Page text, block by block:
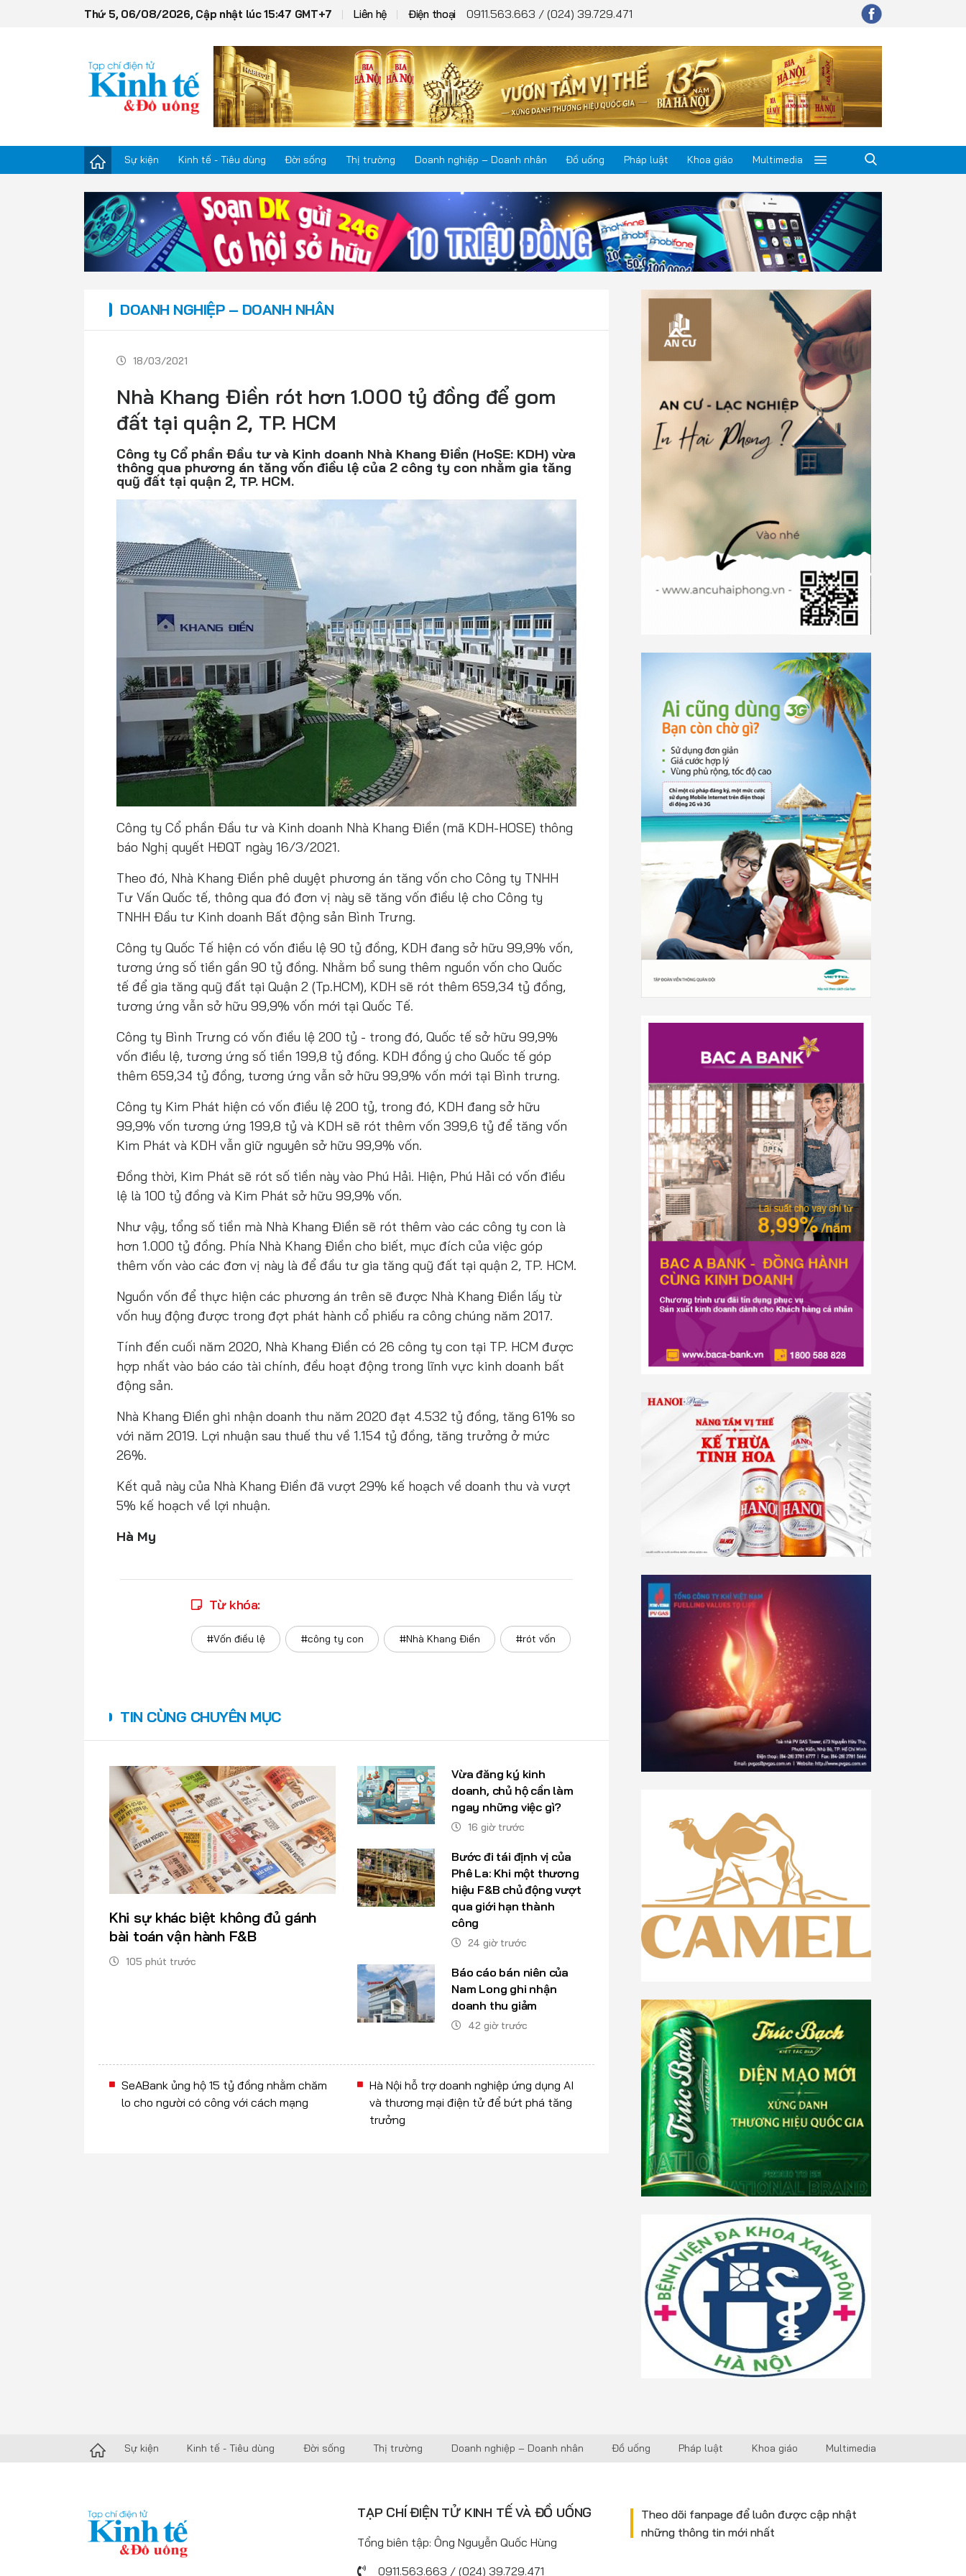
Thứ 5, 06/08/2026, Cập nhật lúc 15:47 GMT+7 Liên hệ Điện thoại 0911.563.663 / (024) 39.729.471
Sự kiện Kinh tế - Tiêu dùng Đời sống Thị trường Doanh nghiệp – Doanh nhân Đồ uống Pháp luật Khoa giáo Multimedia
Kinh tế - Tiêu dùng
Đời sống
Doanh nghiệp – Doanh nhân
Đồ uống
Khoa giáo
Multimedia
DOANH NGHIỆP – DOANH NHÂN
18/03/2021
Nhà Khang Điền rót hơn 1.000 tỷ đồng để gom
đất tại quận 2, TP. HCM
Công ty Cổ phần Đầu tư và Kinh doanh Nhà Khang Điền (HoSE: KDH) vừa
thông qua phương án tăng vốn điều lệ của 2 công ty con nhằm gia tăng
quỹ đất tại quận 2, TP. HCM.
Công ty Cổ phần Đầu tư và Kinh doanh Nhà Khang Điền (mã KDH-HOSE) thông
báo Nghị quyết HĐQT ngày 16/3/2021.
Theo đó, Nhà Khang Điền phê duyệt phương án tăng vốn cho Công ty TNHH
Tư Vấn Quốc tế, thông qua đó đơn vị này sẽ tăng vốn điều lệ cho Công ty
TNHH Đầu tư Kinh doanh Bất động sản Bình Trưng.
Công ty Quốc Tế hiện có vốn điều lệ 90 tỷ đồng, KDH đang sở hữu 99,9% vốn,
tương ứng số tiền gần 90 tỷ đồng. Nhằm bổ sung thêm nguồn vốn cho Quốc
tế để gia tăng quỹ đất tại Quận 2 (Tp.HCM), KDH sẽ rót thêm 659,34 tỷ đồng,
tương ứng vẫn sở hữu 99,9% vốn mới tại Quốc Tế.
Công ty Bình Trưng có vốn điều lệ 200 tỷ - trong đó, Quốc tế sở hữu 99,9%
vốn điều lệ, tương ứng số tiền 199,8 tỷ đồng. KDH đồng ý cho Quốc tế góp
thêm 659,34 tỷ đồng, tương ứng vẫn sở hữu 99,9% vốn mới tại Bình trưng.
Công ty Kim Phát hiện có vốn điều lệ 200 tỷ, trong đó, KDH đang sở hữu
99,9% vốn tương ứng 199,8 tỷ và KDH sẽ rót thêm vốn 399,6 tỷ để tăng vốn
Kim Phát và KDH vẫn giữ nguyên sở hữu 99,9% vốn.
Đồng thời, Kim Phát sẽ rót số tiền này vào Phú Hải. Hiện, Phú Hải có vốn điều
lệ là 100 tỷ đồng và Kim Phát sở hữu 99,9% vốn.
Như vậy, tổng số tiền mà Nhà Khang Điền sẽ rót thêm vào các công ty con là
hơn 1.000 tỷ đồng. Phía Nhà Khang Điền cho biết, mục đích của việc góp
thêm vốn vào các đơn vị này là để đầu tư gia tăng quỹ đất tại quận 2, TP. HCM.
Nguồn vốn để thực hiện các phương án trên sẽ được Nhà Khang Điền lấy từ
vốn huy động được trong đợt phát hành cổ phiếu ra công chúng năm 2017.
Tính đến cuối năm 2020, Nhà Khang Điền có 26 công ty con tại TP. HCM được
hợp nhất vào báo cáo tài chính, đều hoạt động trong lĩnh vực kinh doanh bất
động sản.
Nhà Khang Điền ghi nhận doanh thu năm 2020 đạt 4.532 tỷ đồng, tăng 61% so
với năm 2019. Lợi nhuận sau thuế thu về 1.154 tỷ đồng, tăng trưởng ở mức
26%.
Kết quả này của Nhà Khang Điền đã vượt 29% kế hoạch về doanh thu và vượt
5% kế hoạch về lợi nhuận.
Hà My
Từ khóa:
#Vốn điều lệ #công ty con #Nhà Khang Điền #rót vốn
TIN CÙNG CHUYÊN MỤC
Khi sự khác biệt không đủ gánh
bài toán vận hành F&B
105 phút trước
Vừa đăng ký kinh
doanh, chủ hộ cần làm
ngay những việc gì?
16 giờ trước
Bước đi tái định vị của
Phê La: Khi một thương
hiệu F&B chủ động vượt
qua giới hạn thành
công
24 giờ trước
Báo cáo bán niên của
Nam Long ghi nhận
doanh thu giảm
42 giờ trước
SeABank ủng hộ 15 tỷ đồng nhằm chăm
lo cho người có công với cách mạng
Hà Nội hỗ trợ doanh nghiệp ứng dụng AI
và thương mại điện tử để bứt phá tăng
trưởng
Sự kiện Kinh tế - Tiêu dùng Đời sống Thị trường Doanh nghiệp – Doanh nhân Đồ uống Pháp luật Khoa giáo Multimedia
TẠP CHÍ ĐIỆN TỬ KINH TẾ VÀ ĐỒ UỐNG
Tổng biên tập: Ông Nguyễn Quốc Hùng
0911.563.663 / (024) 39.729.471
Theo dõi fanpage để luôn được cập nhật
những thông tin mới nhất